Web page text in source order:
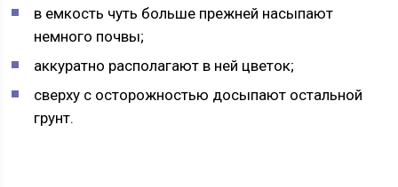
в емкость чуть больше прежней насыпают
немного почвы;
аккуратно располагают в ней цветок;
сверху с осторожностью досыпают остальной
грунт.